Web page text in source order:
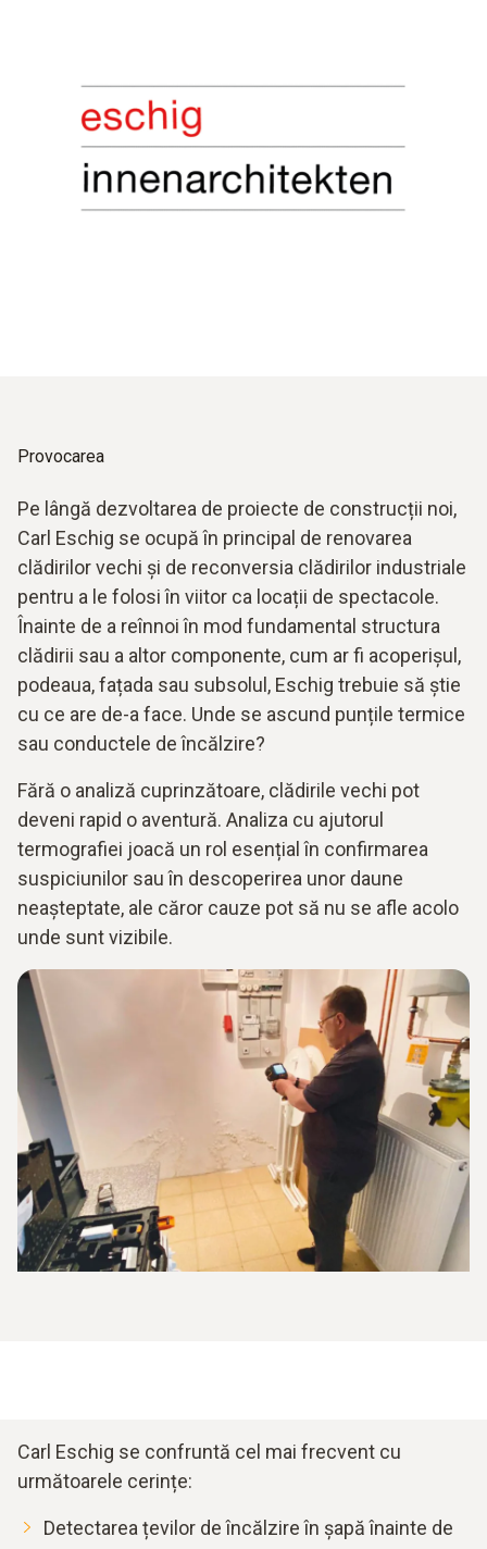
Provocarea
Pe lângă dezvoltarea de proiecte de construcții noi,
Carl Eschig se ocupă în principal de renovarea
clădirilor vechi și de reconversia clădirilor industriale
pentru a le folosi în viitor ca locații de spectacole.
Înainte de a reînnoi în mod fundamental structura
clădirii sau a altor componente, cum ar fi acoperișul,
podeaua, fațada sau subsolul, Eschig trebuie să știe
cu ce are de-a face. Unde se ascund punțile termice
sau conductele de încălzire?
Fără o analiză cuprinzătoare, clădirile vechi pot
deveni rapid o aventură. Analiza cu ajutorul
termografiei joacă un rol esențial în confirmarea
suspiciunilor sau în descoperirea unor daune
neașteptate, ale căror cauze pot să nu se afle acolo
unde sunt vizibile.
Carl Eschig se confruntă cel mai frecvent cu
următoarele cerințe:
Detectarea țevilor de încălzire în șapă înainte de